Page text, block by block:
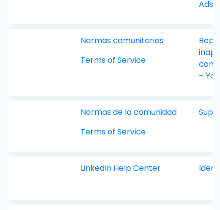
Ads
Normas comunitarias
Terms of Service
–
Normas de la comunidad
Terms of Service
LinkedIn Help Center